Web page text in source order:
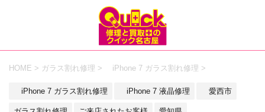
HOME > ガラス割れ修理 > iPhone 7 ガラス割れ修理 >
iPhone 7 ガラス割れ修理 iPhone 7 液晶修理 愛西市